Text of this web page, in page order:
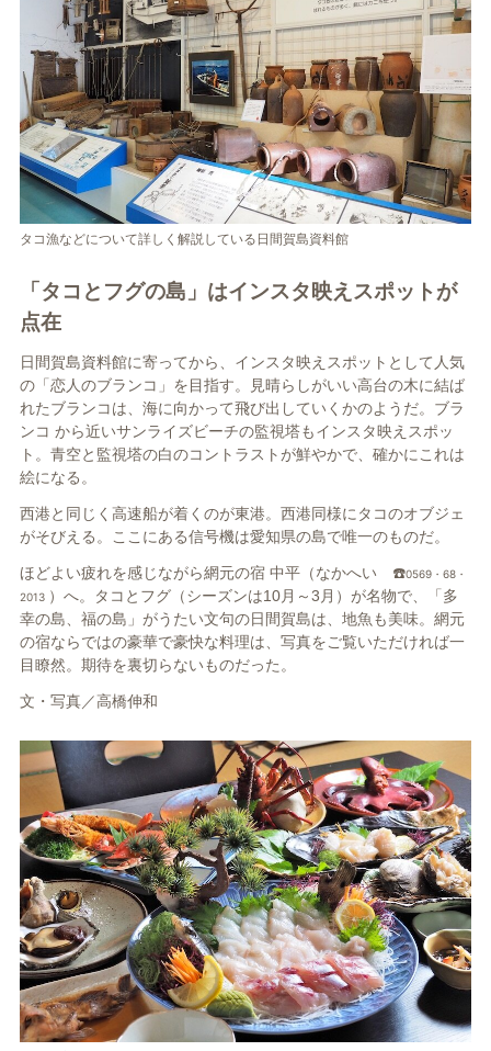
タコ漁などについて詳しく解説している日間賀島資料館
「タコとフグの島」はインスタ映えスポットが
点在
日間賀島資料館に寄ってから、 インスタ映えスポットとして人気
の「恋人のブランコ」を目指す。
見晴らしがいい高台の木に結ば
れたブランコは、海に向かって飛び出していくかのようだ。ブラ
ンコ から近いサンライズビーチの監視塔もインスタ映えスポッ
ト。青空と監視塔の白のコントラストが鮮やかで、確かにこれは
絵になる。
西港と同じく高速船が着くのが東港。西港同様にタコのオブジェ
がそびえる。ここにある信号機は愛知県の島で唯一のものだ。
ほどよい疲れを感じながら網元の宿 中平（なかへい ☎️0569・68・
2013 ）へ。タコとフグ（シーズンは10月～3 月） が名物で、
「多
幸の島、福の島」がうたい文句の日間賀島は、地魚も美味。網元
の宿ならではの豪華で豪快な料理は、写真をご覧いただければ一
目瞭然。期待を裏切らないものだった。
文・写真／高橋伸和